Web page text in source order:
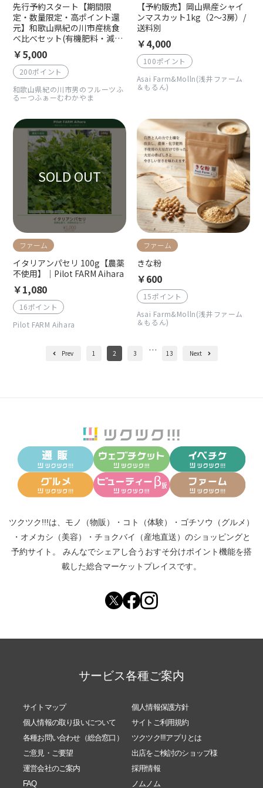
先行予約スタート【期間限
定・数量限定・高ポイント還
元】和歌山県紀の川市産桃食
べ比べセット(有機肥料・減農
薬栽培)和歌山県紀の川市産手
さげ箱４〜6玉入り/送料込み/
クール便でお届け（一部地域
を除く）7月中旬より順次発送
￥5,000
200ポイント
和歌山県紀の川市男のフルーツふ
るーつふぁーむわかやま
【予約販売】岡山県産シャイ
ンマスカット1kg（2〜3房）/
送料別
￥4,000
100ポイント
Asai Farm&Molln(浅井ファーム
＆もるん)
ファーム
イタリアンパセリ 100g【農薬
不使用】｜Pilot FARM Aihara
￥1,080
16ポイント
Pilot FARM Aihara
ファーム
きな粉
￥600
15ポイント
Asai Farm&Molln(浅井ファーム
＆もるん)
Prev 1 2 3 … 13 Next
ツクツク!!!は、 モノ（物販） ・ コト（体験） ・ ゴチソウ（グルメ）
・ オメカシ（美容） ・ チョクバイ（産地直送） のショッピングと
予約サイト。
みんなでシェアし合う おすそ分けポイント機能を搭
載した総合マーケットプレイスです。
サービス各種ご案内
サイトマップ
個人情報保護方針
個人情報の取り扱いについて
サイトご利用規約
各種お問い合わせ（総合窓口）
ツクツク!!!アプリとは
ご意見・ご要望
出店をご検討のショップ様
運営会社のご案内
採用情報
FAQ
ノムノム